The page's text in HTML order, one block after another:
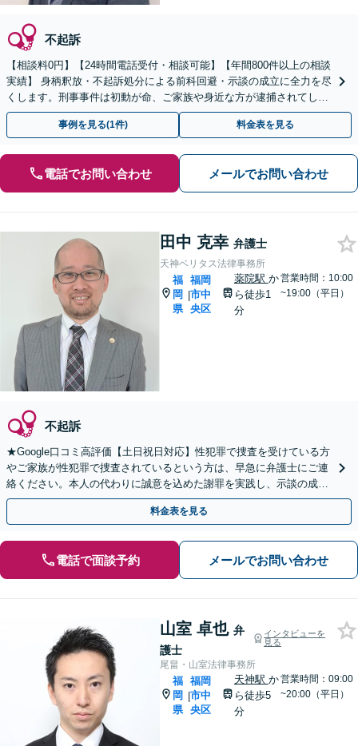
不起訴
【相談料0円】【24時間電話受付・相談可能】【年間800件以上の相談
実績】 身柄釈放・不起訴処分による前科回避・示談の成立に全力を尽
くします。刑事事件は初動が命、ご家族や身近な方が逮捕されてしま
ったら一刻も早くお電話ください。
事例を見る(1件) 料金表を見る
電話でお問い合わせ メールでお問い合わせ
田中 克幸 弁護士
天神ベリタス法律事務所
福
岡
県
|
福岡
市中
央区
薬院駅 か
ら徒歩1
分
営業時間：10:00
~19:00（平日）
不起訴
★Google口コミ高評価【土日祝日対応】性犯罪で捜査を受けている方
やご家族が性犯罪で捜査されているという方は、早急に弁護士にご連
絡ください。本人の代わりに誠意を込めた謝罪を実践し、示談の成立
と不起訴を目指します。
料金表を見る
電話で面談予約 メールでお問い合わせ
山室 卓也 弁
護士
インタビューを
見る
尾畠・山室法律事務所
福
岡
県
|
福岡
市中
央区
天神駅 か
ら徒歩5
分
営業時間：09:00
~20:00（平日）